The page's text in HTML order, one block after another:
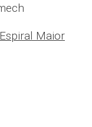
Maior